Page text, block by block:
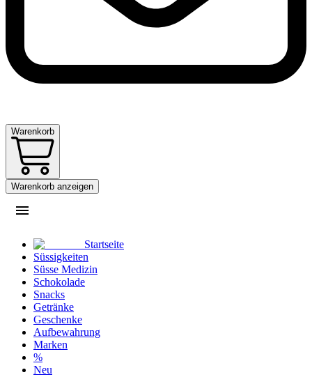
Warenkorb
Warenkorb anzeigen
Startseite
Süssigkeiten
Süsse Medizin
Schokolade
Snacks
Getränke
Geschenke
Aufbewahrung
Marken
%
Neu